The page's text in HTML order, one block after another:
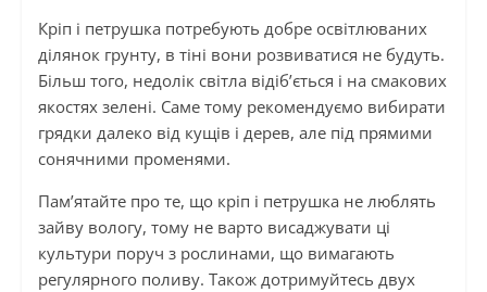
Кріп і петрушка потребують добре освітлюваних
ділянок грунту, в тіні вони розвиватися не будуть.
Більш того, недолік світла відіб’ється і на смакових
якостях зелені. Саме тому рекомендуємо вибирати
грядки далеко від кущів і дерев, але під прямими
сонячними променями.
Пам’ятайте про те, що кріп і петрушка не люблять
зайву вологу, тому не варто висаджувати ці
культури поруч з рослинами, що вимагають
регулярного поливу. Також дотримуйтесь двух